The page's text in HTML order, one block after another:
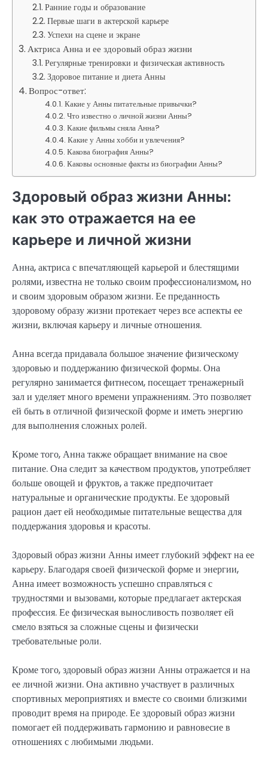
Ранние годы и образование
Первые шаги в актерской карьере
Успехи на сцене и экране
Актриса Анна и ее здоровый образ жизни
Регулярные тренировки и физическая активность
Здоровое питание и диета Анны
Вопрос-ответ:
Какие у Анны питательные привычки?
Что известно о личной жизни Анны?
Какие фильмы сняла Анна?
Какие у Анны хобби и увлечения?
Какова биография Анны?
Каковы основные факты из биографии Анны?
Здоровый образ жизни Анны:
как это отражается на ее
карьере и личной жизни
Анна, актриса с впечатляющей карьерой и блестящими
ролями, известна не только своим профессионализмом, но
и своим здоровым образом жизни. Ее преданность
здоровому образу жизни протекает через все аспекты ее
жизни, включая карьеру и личные отношения.
Анна всегда придавала большое значение физическому
здоровью и поддержанию физической формы. Она
регулярно занимается фитнесом, посещает тренажерный
зал и уделяет много времени упражнениям. Это позволяет
ей быть в отличной физической форме и иметь энергию
для выполнения сложных ролей.
Кроме того, Анна также обращает внимание на свое
питание. Она следит за качеством продуктов, употребляет
больше овощей и фруктов, а также предпочитает
натуральные и органические продукты. Ее здоровый
рацион дает ей необходимые питательные вещества для
поддержания здоровья и красоты.
Здоровый образ жизни Анны имеет глубокий эффект на ее
карьеру. Благодаря своей физической форме и энергии,
Анна имеет возможность успешно справляться с
трудностями и вызовами, которые предлагает актерская
профессия. Ее физическая выносливость позволяет ей
смело взяться за сложные сцены и физически
требовательные роли.
Кроме того, здоровый образ жизни Анны отражается и на
ее личной жизни. Она активно участвует в различных
спортивных мероприятиях и вместе со своими близкими
проводит время на природе. Ее здоровый образ жизни
помогает ей поддерживать гармонию и равновесие в
отношениях с любимыми людьми.